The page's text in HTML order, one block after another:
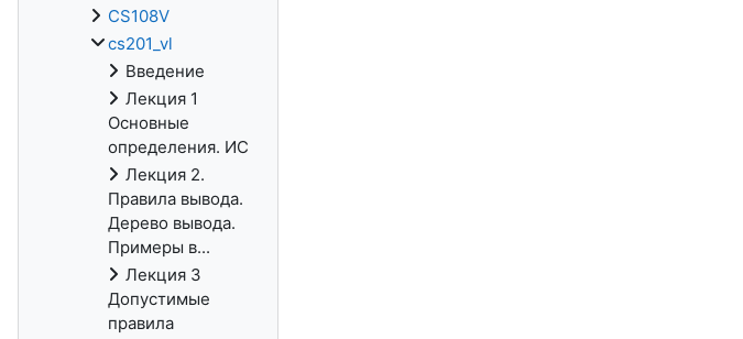
CS108V
cs201_vl
Введение
Лекция 1
Основные
определения. ИС
Лекция 2.
Правила вывода.
Дерево вывода.
Примеры в...
Лекция 3
Допустимые
правила